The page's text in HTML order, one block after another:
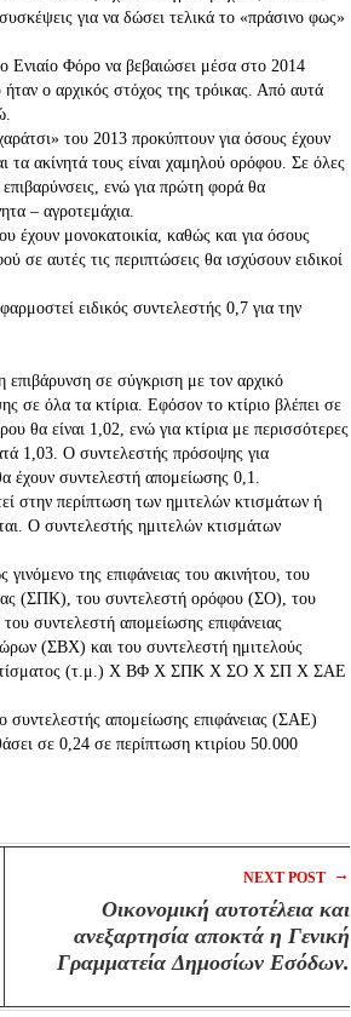
για να δώσει τελικά το «πράσινο φως»
Ενιαίο Φόρο να βεβαιώσει μέσα στο 2014
ο αρχικός στόχος της τρόικας. Από αυτά
του 2013 προκύπτουν για όσους έχουν
τα ακίνητά τους είναι χαμηλού ορόφου. Σε όλες
ενώ για πρώτη φορά θα
– αγροτεμάχια.
έχουν μονοκατοικία, καθώς και για όσους
αυτές τις περιπτώσεις θα ισχύσουν ειδικοί
ειδικός συντελεστής 0,7 για την
σε σύγκριση με τον αρχικό
σε όλα τα κτίρια. Εφόσον το κτίριο βλέπει σε
θα είναι 1,02, ενώ για κτίρια με περισσότερες
1,03. Ο συντελεστής πρόσοψης για
έχουν συντελεστή απομείωσης 0,1.
στην περίπτωση των ημιτελών κτισμάτων ή
Ο συντελεστής ημιτελών κτισμάτων
της επιφάνειας του ακινήτου, του
(ΣΠΚ), του συντελεστή ορόφου (ΣΟ), του
συντελεστή απομείωσης επιφάνειας
(ΣΒΧ) και του συντελεστή ημιτελούς
κτίσματος (τ.μ.) Χ ΒΦ Χ ΣΠΚ Χ ΣΟ Χ ΣΠ Χ ΣΑΕ
συντελεστής απομείωσης επιφάνειας (ΣΑΕ)
σε 0,24 σε περίπτωση κτιρίου 50.000
NEXT POST →
Οικονομική αυτοτέλεια και
ανεξαρτησία αποκτά η Γενική
Γραμματεία Δημοσίων Εσόδων.